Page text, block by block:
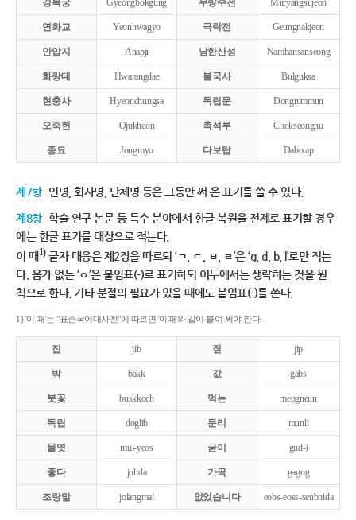
경복궁 Gyeongbokgung 무량수전 Muryangsujeon
연화교 Yeonhwagyo 극락전 Geungnakjeon
안압지 Anapji 남한산성 Namhansanseong
화랑대 Hwarangdae 불국사 Bulguksa
현충사 Hyeonchungsa 독립문 Dongnimmun
오죽헌 Ojukheon 촉석루 Chokseongnu
종묘 Jongmyo 다보탑 Dabotap
제7항 인명, 회사명, 단체명 등은 그동안 써 온 표기를 쓸 수 있다.
제8항 학술 연구 논문 등 특수 분야에서 한글 복원을 전제로 표기할 경우
에는 한글 표기를 대상으로 적는다.
이 때1)글자 대응은 제2장을 따르되 ‘ㄱ, ㄷ, ㅂ, ㄹ’은 ‘g, d, b, l’로만 적는
다. 음가 없는 ‘ㅇ’은 붙임표(-)로 표기하되 어두에서는 생략하는 것을 원
칙으로 한다. 기타 분절의 필요가 있을 때에도 붙임표(-)를 쓴다.
1) '이 때'는 "표준국어대사전"에 따르면 '이때'와 같이 붙여 써야 한다.
집 jib 짚 jip
밖 bakk 값 gabs
붓꽃 buskkoch 먹는 meogneun
독립 doglib 문리 munli
물엿 mul-yeos 굳이 gud-i
좋다 johda 가곡 gagog
조랑말 jolangmal 없었습니다 eobs-eoss-seubnida